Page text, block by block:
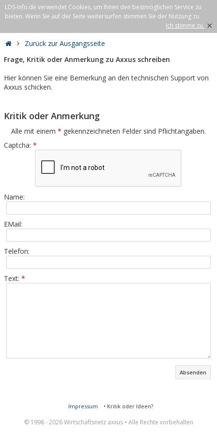
LDS-Info.de verwendet Cookies, um Ihnen den bestmöglichen Service zu
bieten. Wenn Sie auf der Seite weitersurfen stimmen Sie der Nutzung zu.
Ich stimme zu. ×
Zurück zur Ausgangsseite
Frage, Kritik oder Anmerkung zu Axxus schreiben
Hier können Sie eine Bemerkung an den technischen Support von
Axxus schicken.
Kritik oder Anmerkung
Alle mit einem * gekennzeichneten Felder sind Pflichtangaben.
Captcha: *
Name:
EMail:
Telefon:
Text: *
Impressum • Kritik oder Ideen?
© 1998 - 2026 Wirtschaftsnetz axxus • Alle Rechte vorbehalten